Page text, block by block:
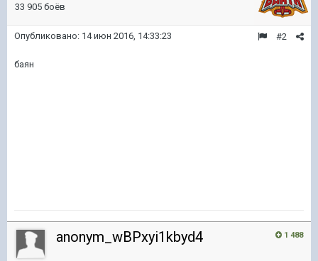
33 905 боёв
#2
Опубликовано: 14 июн 2016, 14:33:23
баян
1 488
anonym_wBPxyi1kbyd4